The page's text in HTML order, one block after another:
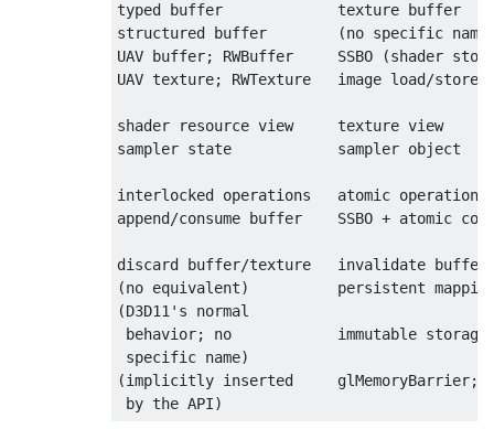
typed buffer             texture buffer
structured buffer        (no specific name;
UAV buffer; RWBuffer     SSBO (shader
UAV texture; RWTexture   image load/store
shader resource view     texture view
sampler state            sampler object
interlocked operations   atomic operations
append/consume buffer    SSBO + atomic
discard buffer/texture   invalidate
(no equivalent)          persistent
(D3D11's normal
behavior; no            immutable storage
specific name)
(implicitly inserted     glMemoryBarrier;
by the API)